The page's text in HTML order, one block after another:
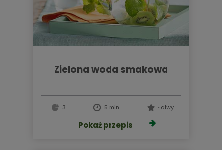
zielona woda smakowa
3 5 min Łatwy
Pokaż przepis